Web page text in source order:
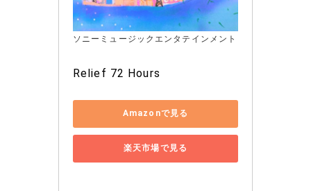
ソニーミュージックエンタテインメント
Relief 72 Hours
Amazonで見る
楽天市場で見る